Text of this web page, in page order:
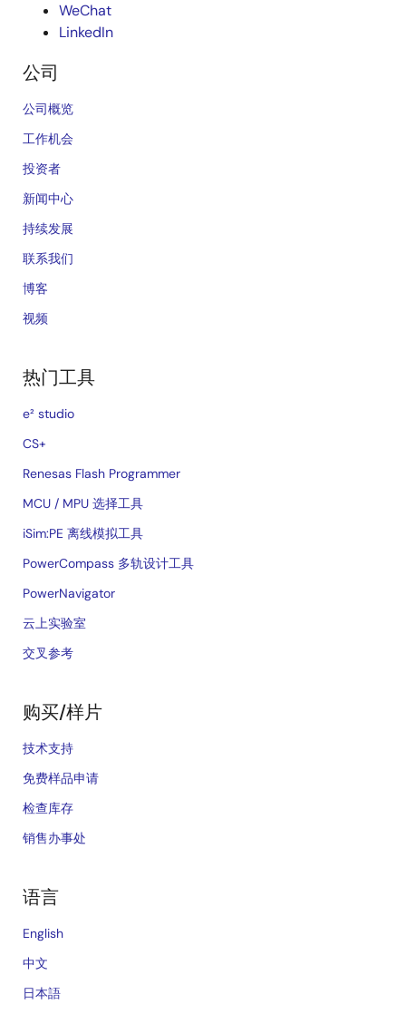
WeChat
LinkedIn
公司
公司概览
工作机会
投资者
新闻中心
持续发展
联系我们
博客
视频
热门工具
e² studio
CS+
Renesas Flash Programmer
MCU / MPU 选择工具
iSim:PE 离线模拟工具
PowerCompass 多轨设计工具
PowerNavigator
云上实验室
交叉参考
购买/样片
技术支持
免费样品申请
检查库存
销售办事处
语言
English
中文
日本語